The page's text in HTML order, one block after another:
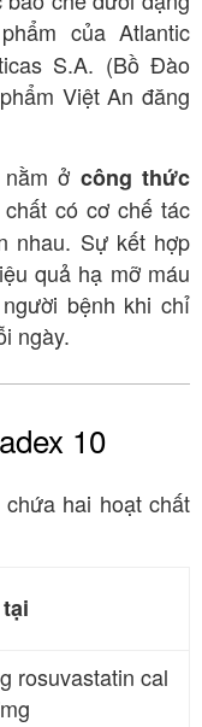
của Atlantic
S.A. (Bồ Đào
Việt An đăng
ở công thức
có cơ chế tác
nhau. Sự kết hợp
quả hạ mỡ máu
bệnh khi chỉ
ngày.
10
hai hoạt chất
rosuvastatin cal